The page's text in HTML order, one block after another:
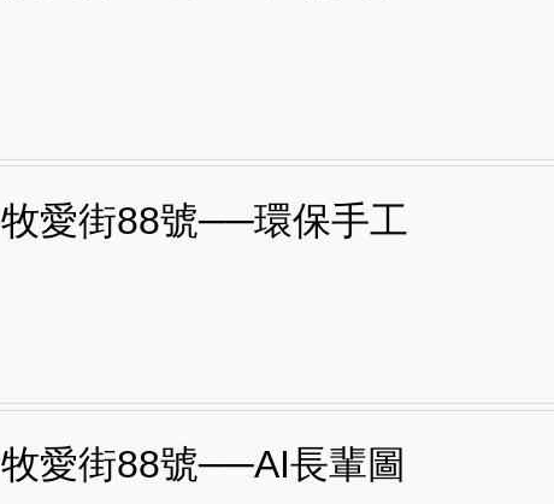
牧愛街88號──環保手工
牧愛街88號──AI長輩圖